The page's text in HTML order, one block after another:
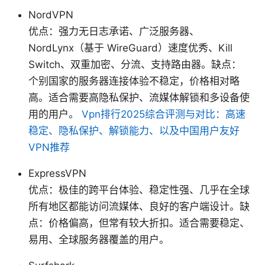
NordVPN
优点：强力无日志承诺、广泛服务器、
NordLynx（基于 WireGuard）速度优秀、Kill
Switch、双重加密、分流、支持路由器。缺点：
个别国家的服务器连接体验不稳定，价格相对略
高。适合需要高隐私保护、流媒体解锁和多设备使
用的用户。 Vpn排行2025综合评测与对比：高速
稳定、隐私保护、解锁能力、以及中国用户友好
VPN推荐
ExpressVPN
优点：极佳的跨平台体验、稳定性强、几乎在全球
所有地区都能访问流媒体、良好的客户端设计。缺
点：价格偏高，但常有较大折扣。适合需要稳定、
易用、全球服务器覆盖的用户。